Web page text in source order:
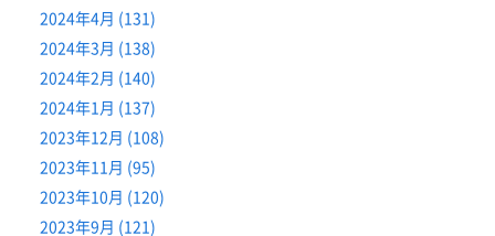
2024年4月 (131)
2024年3月 (138)
2024年2月 (140)
2024年1月 (137)
2023年12月 (108)
2023年11月 (95)
2023年10月 (120)
2023年9月 (121)